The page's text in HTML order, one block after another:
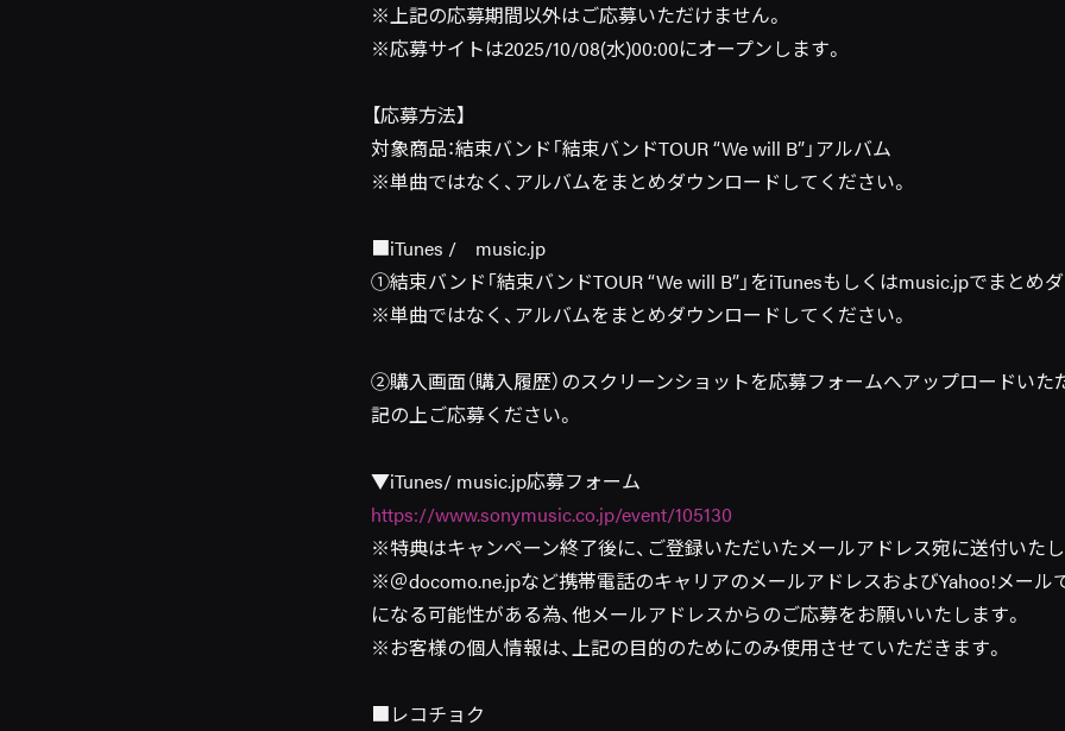
※上記の応募期間以外はご応募いただけません。
※応募サイトは2025/10/08(水)00:00にオープンします。
【応募方法】
対象商品：結束バンド「結束バンドTOUR “We will B”」アルバム
※単曲ではなく、アルバムをまとめダウンロードしてください。
■iTunes / music.jp
①結束バンド「結束バンドTOUR “We will B”」をiTunesもしくはmusic.jpでまとめ
※単曲ではなく、アルバムをまとめダウンロードしてください。
②購入画面（購入履歴）のスクリーンショットを応募フォームへアップロードいた
記の上ご応募ください。
▼iTunes/ music.jp応募フォーム
https://www.sonymusic.co.jp/event/105130
※特典はキャンペーン終了後に、ご登録いただいたメールアドレス宛に送付いたし
※＠docomo.ne.jpなど携帯電話のキャリアのメールアドレスおよびYahoo!メール
になる可能性がある為、他メールアドレスからのご応募をお願いいたします。
※お客様の個人情報は、上記の目的のためにのみ使用させていただきます。
■レコチョク